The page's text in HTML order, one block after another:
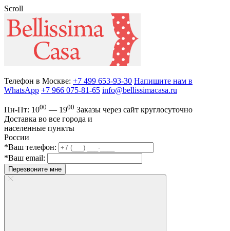
Scroll
Телефон в Москве: +7 499 653-93-30 Напишите нам в
WhatsApp +7 966 075-81-65 info@bellissimacasa.ru
Пн-Пт: 1000 — 1900 Заказы через сайт круглосуточно
Доставка во все города и
населенные пункты
России
*Ваш телефон:
*Ваш email:
Перезвоните мне